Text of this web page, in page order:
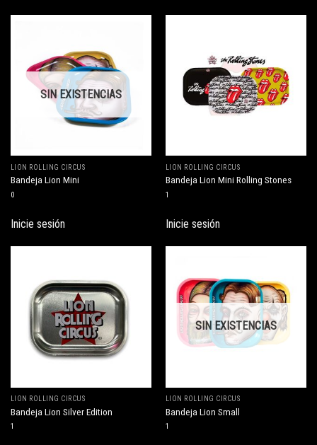
SIN EXISTENCIAS
LION ROLLING CIRCUS
Bandeja Lion Mini
0
Inicie sesión
LION ROLLING CIRCUS
Bandeja Lion Mini Rolling Stones
1
Inicie sesión
LION ROLLING CIRCUS
Bandeja Lion Silver Edition
1
SIN EXISTENCIAS
LION ROLLING CIRCUS
Bandeja Lion Small
1